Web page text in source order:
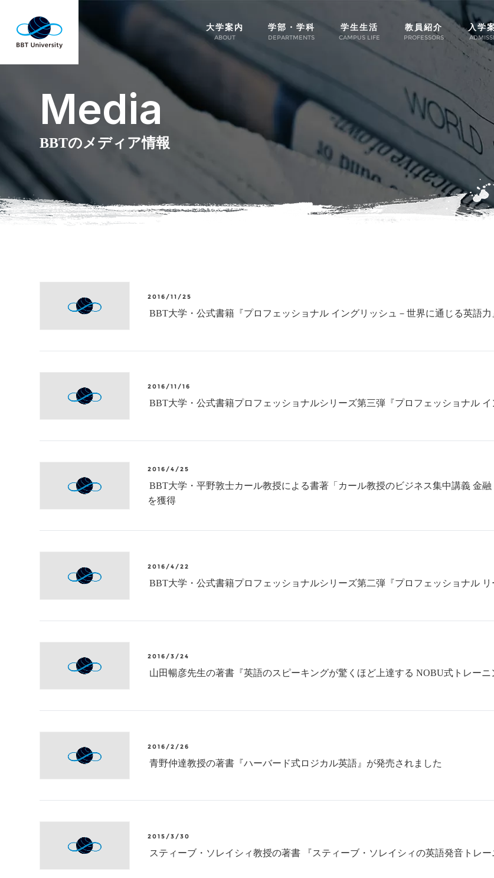
大学案内
ABOUT
学部・学科
DEPARTMENTS
学生生活
CAMPUS LIFE
教員紹介
PROFESSORS
入学
Media
BBTのメディア情報
2016/11/25
BBT大学・公式書籍『プロフェッショナル イングリッシュ－世界に通じる英語
2016/11/16
BBT大学・公式書籍プロフェッショナルシリーズ第三弾『プロフェッショナル
2016/4/25
BBT大学・平野敦士カール教授による書著「カール教授のビジネス集中講義 金
を獲得
2016/4/22
BBT大学・公式書籍プロフェッショナルシリーズ第二弾『プロフェッショナル
2016/3/24
山田暢彦先生の著書『英語のスピーキングが驚くほど上達する NOBU式トレー
2016/2/26
青野仲達教授の著書『ハーバード式ロジカル英語』が発売されました
2015/3/30
スティーブ・ソレイシィ教授の著書 『スティーブ・ソレイシィの英語発音トレ